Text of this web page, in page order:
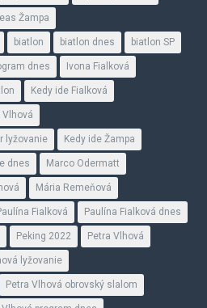
Žampa
biatlon biatlon dnes biatlon SP
dnes Ivona Fialková
Kedy ide Fialková
Vlhová
lyžovanie Kedy ide Žampa
dnes Marco Odermatt
Mária Remeňová
Fialková Paulína Fialková dnes
Peking 2022 Petra Vlhová
lyžovanie
Petra Vlhová obrovský slalom